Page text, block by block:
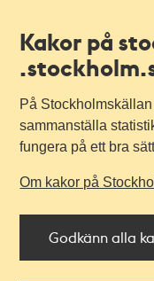
Kakor på
På
sammanställa
fungera på ett bra
Om kakor på
Godkänn alla